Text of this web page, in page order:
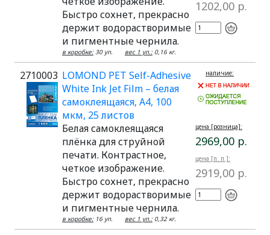
Быстро сохнет, прекрасно
держит водорастворимые
и пигментные чернила.
в коробке: 30 уп. вес 1 уп.: 0,16 кг.
1202,00 р.
2710003 LOMOND PET Self-Adhesive
White Ink Jet Film – белая
самоклеящаяся, А4, 100
мкм, 25 листов
Белая самоклеящаяся
плёнка для струйной
печати. Контрастное,
четкое изображение.
Быстро сохнет, прекрасно
держит водорастворимые
и пигментные чернила.
в коробке: 16 уп. вес 1 уп.: 0,32 кг.
наличие:
цена [розница]:
2969,00 р.
цена [п. п.]:
2919,00 р.